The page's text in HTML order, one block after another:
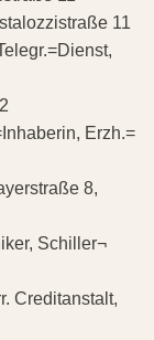
11
Erzh.=
8,
Schiller¬
Creditanstalt,